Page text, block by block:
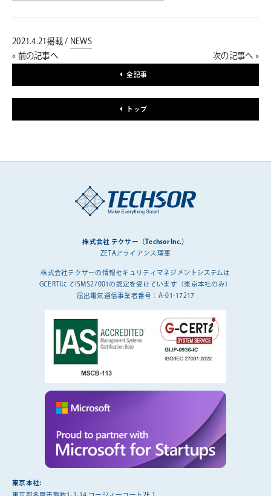
2021.4.21掲載 / NEWS
« 前の記事へ
次の記事へ »
全記事
トップ
株式会社 テクサー（Techsor Inc.）
ZETAアライアンス理事
株式会社テクサーの情報セキュリティマネジメントシステムは
GCERTIにてISMS27001の認定を受けています（東京本社のみ）
届出電気通信事業者番号：A-01-17217
東京本社: